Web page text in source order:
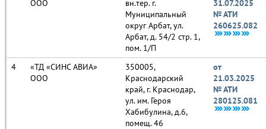
ООО
вн.тер. г.
Муниципальный
округ Арбат, ул.
Арбат, д. 54/2 стр. 1,
пом. 1/П
31.07.2025
№ АТИ
260625.082
«ТД «СИНС АВИА»
ООО
350005,
Краснодарский
край, г. Краснодар,
ул. им. Героя
Хабибулина, д.6,
помещ. 46
от
21.03.2025
№ АТИ
280125.081